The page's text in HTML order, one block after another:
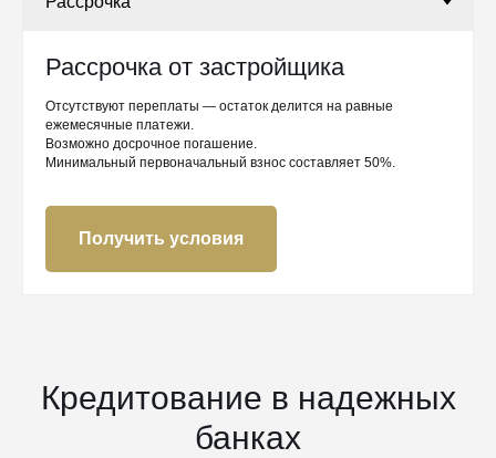
Рассрочка от застройщика
Отсутствуют переплаты — остаток делится на равные
ежемесячные платежи.
Возможно досрочное погашение.
Минимальный первоначальный взнос составляет 50%.
Получить условия
Кредитование в надежных
банках